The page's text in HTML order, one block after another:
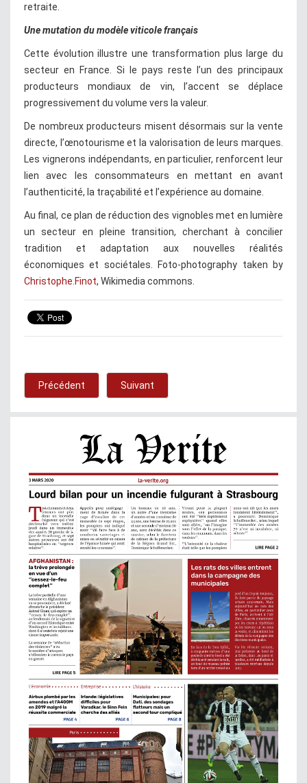
retraite.
Une mutation du modèle viticole français
Cette évolution illustre une transformation plus large du
secteur en France. Si le pays reste l’un des principaux
producteurs mondiaux de vin, l’accent se déplace
progressivement du volume vers la valeur.
De nombreux producteurs misent désormais sur la vente
directe, l’œnotourisme et la valorisation de leurs marques.
Les vignerons indépendants, en particulier, renforcent leur
lien avec les consommateurs en mettant en avant
l’authenticité, la traçabilité et l’expérience au domaine.
Au final, ce plan de réduction des vignobles met en lumière
un secteur en pleine transition, cherchant à concilier
tradition et adaptation aux nouvelles réalités
économiques et sociétales. Foto-photography taken by
Christophe.Finot, Wikimedia commons.
Précédent Suivant